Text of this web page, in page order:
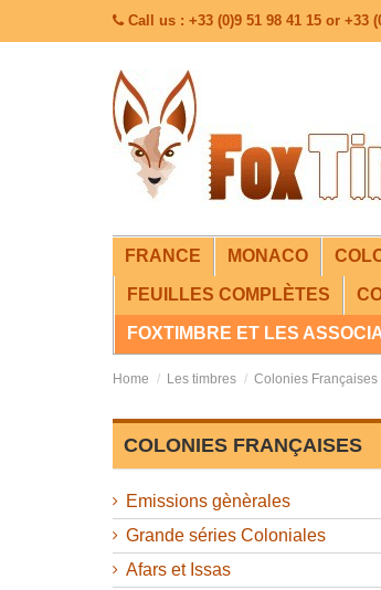
Call us : +33 (0)9 51 98 41 15 or +33
FRANCE MONACO
FEUILLES COMPLÈTES
FOXTIMBRE ET LES
Home Les timbres Colonies Françaises
COLONIES FRANÇAISES
Emissions gènèrales
Grande séries Coloniales
Afars et Issas